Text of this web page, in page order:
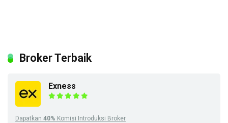
Broker Terbaik
Exness
Dapatkan 40% Komisi Introduksi Broker